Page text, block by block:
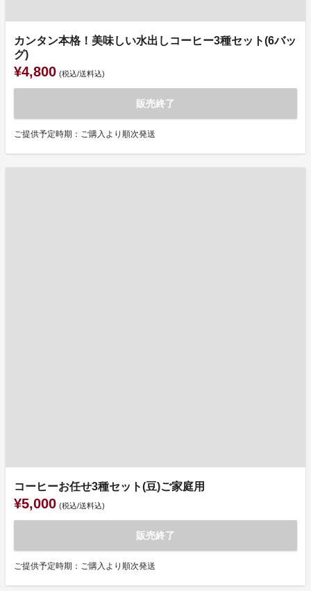
カンタン本格！美味しい水出しコーヒー3種セット(6バッ
グ)
¥4,800 (税込/送料込)
販売終了
ご提供予定時期：ご購入より順次発送
コーヒーお任せ3種セット(豆)ご家庭用
¥5,000 (税込/送料込)
販売終了
ご提供予定時期：ご購入より順次発送